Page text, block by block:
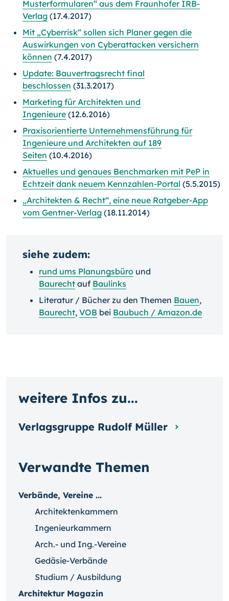
Musterformularen“ aus dem Fraunhofer IRB-
Verlag (17.4.2017)
Mit „Cyberrisk“ sollen sich Planer gegen die
Auswirkungen von Cyberattacken versichern
können (7.4.2017)
Update: Bauvertragsrecht final
beschlossen (31.3.2017)
Marketing für Architekten und
Ingenieure (12.6.2016)
Praxisorientierte Unternehmensführung für
Ingenieure und Architekten auf 189
Seiten (10.4.2016)
Aktuelles und genaues Benchmarken mit PeP in
Echtzeit dank neuem Kennzahlen-Portal (5.5.2015)
„Architekten & Recht“, eine neue Ratgeber-App
vom Gentner-Verlag (18.11.2014)
siehe zudem:
rund ums Planungsbüro und
Baurecht auf Baulinks
Literatur / Bücher zu den Themen Bauen,
Baurecht, VOB bei Baubuch / Amazon.de
Verwandte Themen
Verbände, Vereine ...
Architektenkammern
Ingenieurkammern
Arch.- und Ing.-Vereine
Gedäsie-Verbände
Studium / Ausbildung
Architektur Magazin
weitere Infos zu...
Verlagsgruppe Rudolf Müller